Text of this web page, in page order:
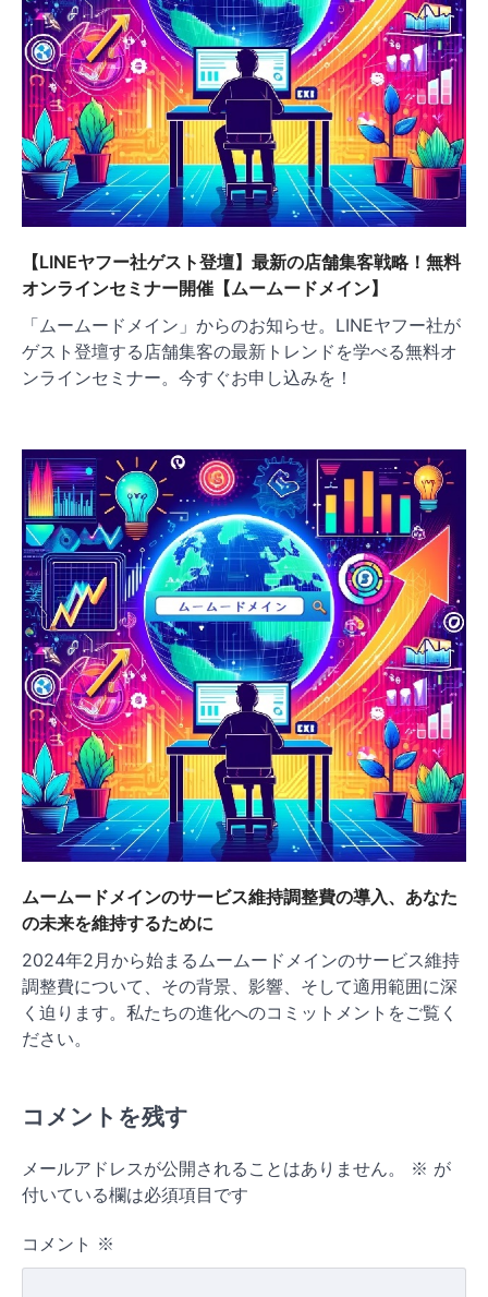
【LINEヤフー社ゲスト登壇】最新の店舗集客戦略！無料
オンラインセミナー開催【ムームードメイン】
「ムームードメイン」からのお知らせ。LINEヤフー社が
ゲスト登壇する店舗集客の最新トレンドを学べる無料オ
ンラインセミナー。今すぐお申し込みを！
ムームードメインのサービス維持調整費の導入、あなた
の未来を維持するために
2024年2月から始まるムームードメインのサービス維持
調整費について、その背景、影響、そして適用範囲に深
く迫ります。私たちの進化へのコミットメントをご覧く
ださい。
コメントを残す
メールアドレスが公開されることはありません。 ※ が
付いている欄は必須項目です
コメント ※